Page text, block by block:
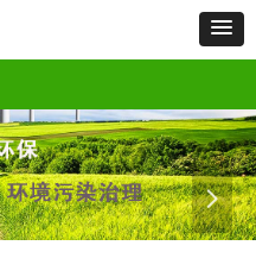
示
新闻资讯资质荣誉招商加盟关于我们
联
넲